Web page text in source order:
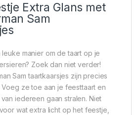
Extra Glans met
Sam
manier om de taart op je
Zoek dan niet verder!
Sam taartkaarsjes zijn precies
ze toe aan je feesttaart en
iedereen gaan stralen. Niet
wat extra licht op het feestje,